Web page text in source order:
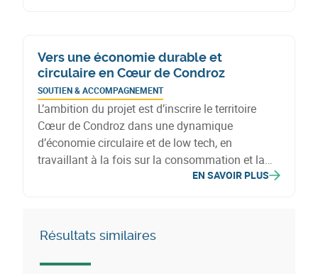
Vers une économie durable et
circulaire en Cœur de Condroz
SOUTIEN & ACCOMPAGNEMENT
L’ambition du projet est d’inscrire le territoire
Cœur de Condroz dans une dynamique
d’économie circulaire et de low tech, en
travaillant à la fois sur la consommation et la
EN SAVOIR PLUS
Résultats similaires